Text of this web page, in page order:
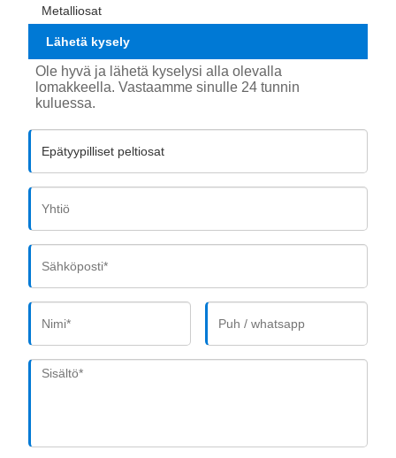
Metalliosat
Lähetä kysely
Ole hyvä ja lähetä kyselysi alla olevalla
lomakkeella. Vastaamme sinulle 24 tunnin
kuluessa.